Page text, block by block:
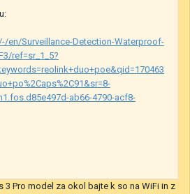
en/Surveillance-Detection-Waterproof-
ref=sr_1_5?
ab66-4790-acf8-
3 Pro model za okol bajte k so na WiFi in z